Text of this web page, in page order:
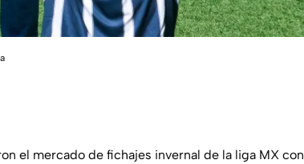
el mercado de fichajes invernal de la liga MX